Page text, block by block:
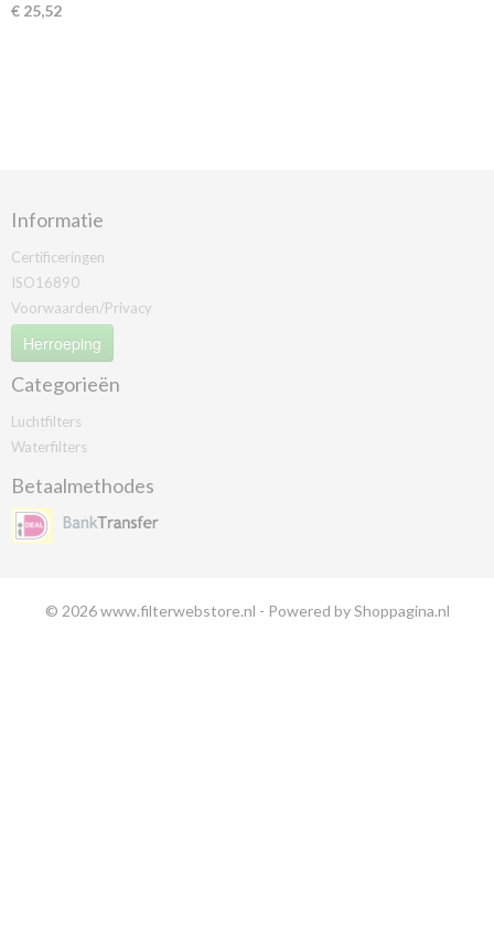
€ 25,52
Informatie
Certificeringen
ISO16890
Voorwaarden/Privacy
Herroeping
Categorieën
Luchtfilters
Waterfilters
Betaalmethodes
© 2026 www.filterwebstore.nl - Powered by Shoppagina.nl